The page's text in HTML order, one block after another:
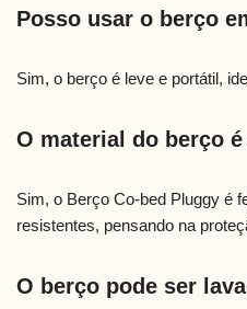
Posso usar o berço
Sim, o berço é leve e portátil,
O material do berço
Sim, o Berço Co-bed Pluggy é
resistentes, pensando na
O berço pode ser